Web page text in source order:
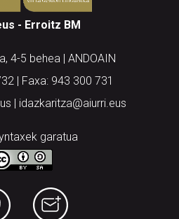
- Erroitz BM
4-5 behea | ANDOAIN
| Faxa: 943 300 731
| idazkaritza@aiurri.eus
garatua